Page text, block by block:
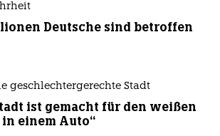
Deutsche sind betroffen
geschlechtergerechte Stadt
ist gemacht für den weißen
einem Auto“